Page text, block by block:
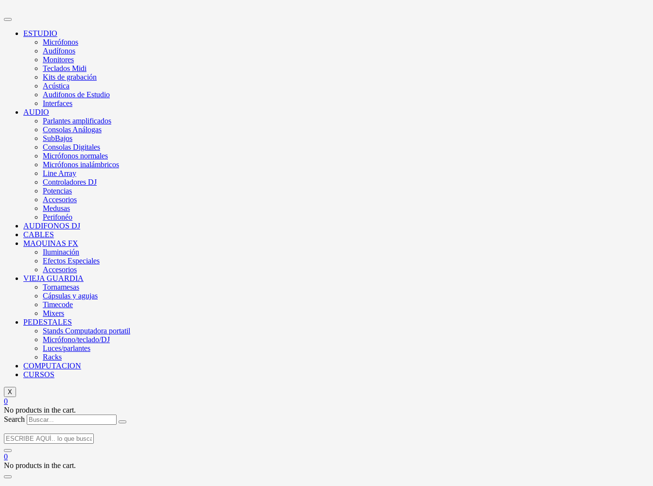
ESTUDIO
Micrófonos
Audífonos
Monitores
Teclados Midi
Kits de grabación
Acústica
Audifonos de Estudio
Interfaces
AUDIO
Parlantes amplificados
Consolas Análogas
SubBajos
Consolas Digitales
Micrófonos normales
Micrófonos inalámbricos
Line Array
Controladores DJ
Potencias
Accesorios
Medusas
Perifonéo
AUDIFONOS DJ
CABLES
MAQUINAS FX
Iluminación
Efectos Especiales
Accesorios
VIEJA GUARDIA
Tornamesas
Cápsulas y agujas
Timecode
Mixers
PEDESTALES
Stands Computadora portatil
Micrófono/teclado/DJ
Luces/parlantes
Racks
COMPUTACION
CURSOS
X
0
No products in the cart.
Search
0
No products in the cart.